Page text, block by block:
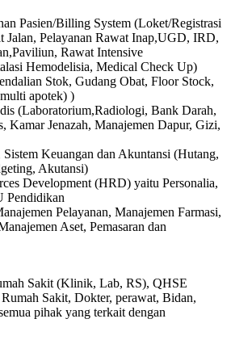
Pasien/Billing System (Loket/Registrasi
Jalan, Pelayanan Rawat Inap,UGD, IRD,
Rawat Intensive
Hemodelisia, Medical Check Up)
Stok, Gudang Obat, Floor Stock,
apotek) )
(Laboratorium,Radiologi, Bank Darah,
Kamar Jenazah, Manajemen Dapur, Gizi,
Keuangan dan Akuntansi (Hutang,
Akutansi)
Development (HRD) yaitu Personalia,
Pendidikan
Pelayanan, Manajemen Farmasi,
Aset, Pemasaran dan
Sakit (Klinik, Lab, RS), QHSE
Sakit, Dokter, perawat, Bidan,
pihak yang terkait dengan